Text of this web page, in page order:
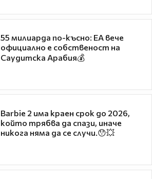
55 милиарда по-късно: EA вече
официално е собственост на
Саудитска Арабия💰
Barbie 2 има краен срок до 2026,
който трябва да спази, иначе
никога няма да се случи.😯💥